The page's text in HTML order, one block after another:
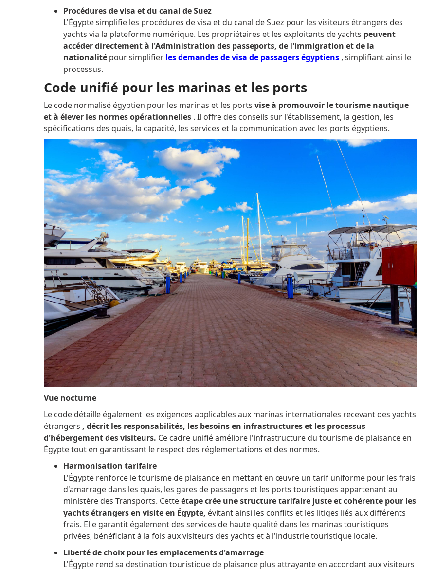
Procédures de visa et du canal de Suez
L'Égypte simplifie les procédures de visa et du canal de Suez pour les visiteurs étrangers des
yachts via la plateforme numérique. Les propriétaires et les exploitants de yachts peuvent
accéder directement à l'Administration des passeports, de l'immigration et de la
nationalité pour simplifier les demandes de visa de passagers égyptiens , simplifiant ainsi le
processus.
Code unifié pour les marinas et les ports
Le code normalisé égyptien pour les marinas et les ports vise à promouvoir le tourisme nautique
et à élever les normes opérationnelles . Il offre des conseils sur l'établissement, la gestion, les
spécifications des quais, la capacité, les services et la communication avec les ports égyptiens.
Vue nocturne
Le code détaille également les exigences applicables aux marinas internationales recevant des yachts
étrangers , décrit les responsabilités, les besoins en infrastructures et les processus
d'hébergement des visiteurs. Ce cadre unifié améliore l'infrastructure du tourisme de plaisance en
Égypte tout en garantissant le respect des réglementations et des normes.
Harmonisation tarifaire
L'Égypte renforce le tourisme de plaisance en mettant en œuvre un tarif uniforme pour les frais
d'amarrage dans les quais, les gares de passagers et les ports touristiques appartenant au
ministère des Transports. Cetteétape crée une structure tarifaire juste et cohérente pour les
yachts étrangers en visite en Égypte, évitant ainsi les conflits et les litiges liés aux différents
frais. Elle garantit également des services de haute qualité dans les marinas touristiques
privées, bénéficiant à la fois aux visiteurs des yachts et à l'industrie touristique locale.
Liberté de choix pour les emplacements d'amarrage
L'Égypte rend sa destination touristique de plaisance plus attrayante en accordant aux visiteurs